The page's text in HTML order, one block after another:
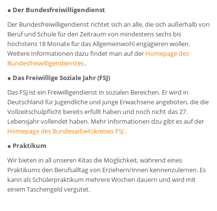
● Der Bundesfreiwilligendienst
Der Bundesfreiwilligendienst richtet sich an alle, die sich außerhalb von
Beruf und Schule für den Zeitraum von mindestens sechs bis
höchstens 18 Monate für das Allgemeinwohl engagieren wollen.
Weitere Informationen dazu findet man auf der Homepage des
Bundesfreiwilligendienstes .
● Das Freiwillige Soziale Jahr (FSJ)
Das FSJ ist ein Freiwilligendienst in sozialen Bereichen. Er wird in
Deutschland für Jugendliche und junge Erwachsene angeboten, die die
Vollzeitschulpflicht bereits erfüllt haben und noch nicht das 27.
Lebensjahr vollendet haben. Mehr Informationen dzu gibt es auf der
Homepage des Bundesarbeitskreises FSJ .
● Praktikum
Wir bieten in all unseren Kitas die Möglichkeit, während eines
Praktikums den Berufsalltag von Erziehern/innen kennenzulernen. Es
kann als Schülerpraktikum mehrere Wochen dauern und wird mit
einem Taschengeld vergütet.